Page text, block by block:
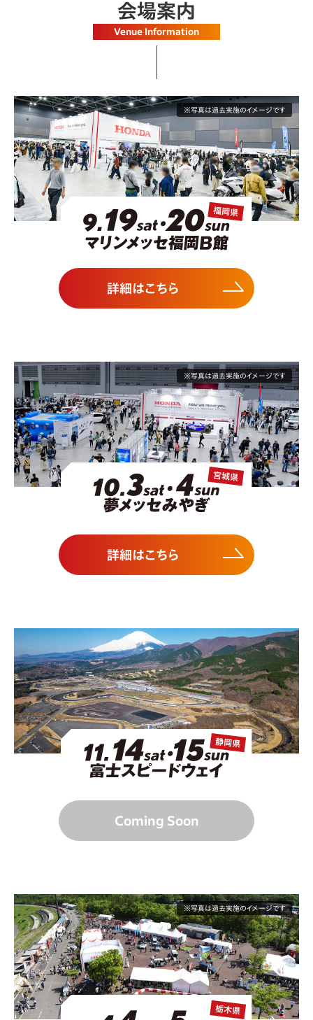
会場案内
Venue Information
※写真は過去実施のイメージです
詳細はこちら
※写真は過去実施のイメージです
詳細はこちら
Coming Soon
※写真は過去実施のイメージです